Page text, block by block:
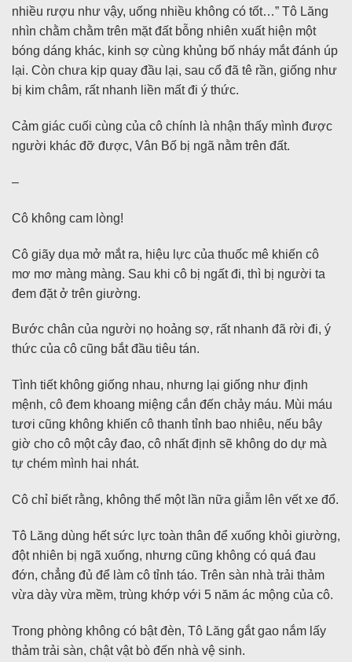
nhiều rượu như vậy, uống nhiều không có tốt…” Tô Lăng
nhìn chằm chằm trên mặt đất bỗng nhiên xuất hiện một
bóng dáng khác, kinh sợ cùng khủng bố nháy mắt đánh úp
lại. Còn chưa kịp quay đầu lại, sau cổ đã tê rần, giống như
bị kim châm, rất nhanh liền mất đi ý thức.
Cảm giác cuối cùng của cô chính là nhận thấy mình được
người khác đỡ được, Vân Bố bị ngã nằm trên đất.
–
Cô không cam lòng!
Cô giãy dụa mở mắt ra, hiệu lực của thuốc mê khiến cô
mơ mơ màng màng. Sau khi cô bị ngất đi, thì bị người ta
đem đặt ở trên giường.
Bước chân của người nọ hoảng sợ, rất nhanh đã rời đi, ý
thức của cô cũng bắt đầu tiêu tán.
Tình tiết không giống nhau, nhưng lại giống như định
mệnh, cô đem khoang miệng cắn đến chảy máu. Mùi máu
tươi cũng không khiến cô thanh tỉnh bao nhiêu, nếu bây
giờ cho cô một cây đao, cô nhất định sẽ không do dự mà
tự chém mình hai nhát.
Cô chỉ biết rằng, không thể một lần nữa giẫm lên vết xe đổ.
Tô Lăng dùng hết sức lực toàn thân để xuống khỏi giường,
đột nhiên bị ngã xuống, nhưng cũng không có quá đau
đớn, chẳng đủ để làm cô tỉnh táo. Trên sàn nhà trải thảm
vừa dày vừa mềm, trùng khớp với 5 năm ác mộng của cô.
Trong phòng không có bật đèn, Tô Lăng gắt gao nắm lấy
thảm trải sàn, chật vật bò đến nhà vệ sinh.